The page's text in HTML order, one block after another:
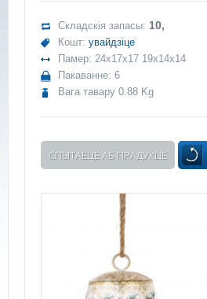
Складскія запасы: 10,
Кошт:увайдзіце
Памер: 24x17x17 19x14x14
Пакаванне: 6
Вага тавару 0.88 Kg
СПЫТАЕЦЕ АБ ПРАДУКЦЕ